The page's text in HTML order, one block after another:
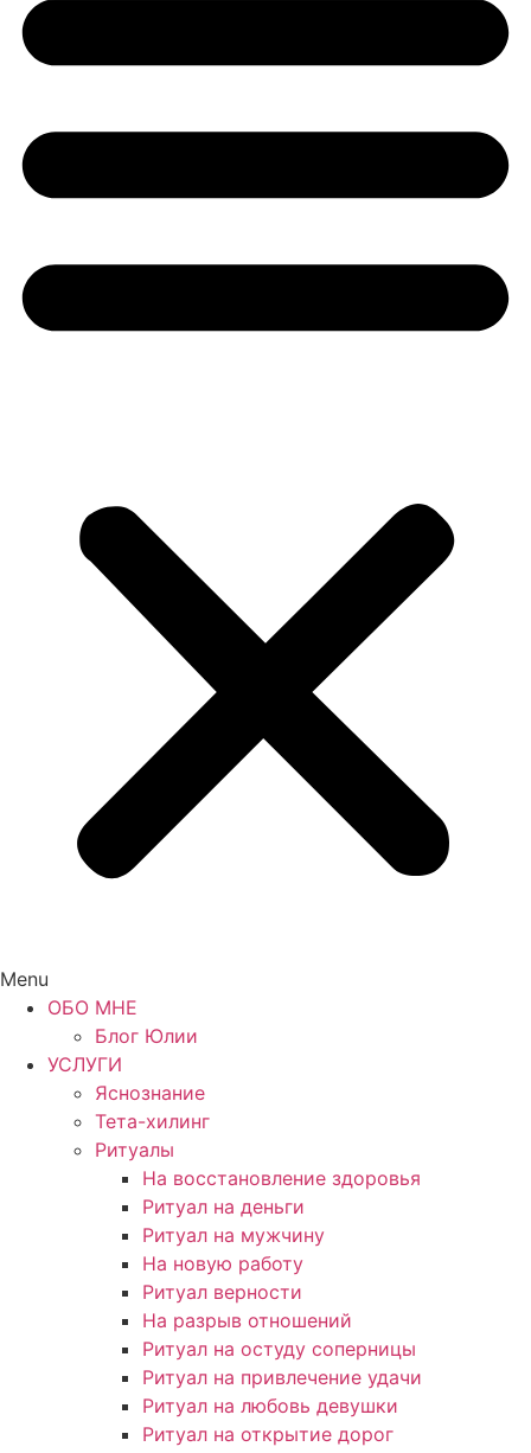
Menu
ОБО МНЕ
Блог Юлии
УСЛУГИ
Яснознание
Тета-хилинг
Ритуалы
На восстановление здоровья
Ритуал на деньги
Ритуал на мужчину
На новую работу
Ритуал верности
На разрыв отношений
Ритуал на остуду соперницы
Ритуал на привлечение удачи
Ритуал на любовь девушки
Ритуал на открытие дорог